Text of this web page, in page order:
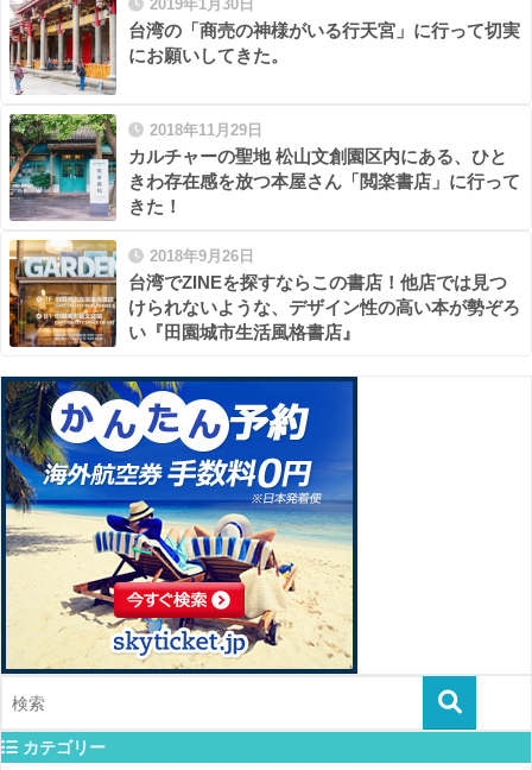
2019年1月30日
台湾の「商売の神様がいる行天宮」に行って切実
にお願いしてきた。
2018年11月29日
カルチャーの聖地 松山文創園区内にある、ひと
きわ存在感を放つ本屋さん「閲楽書店」に行って
きた！
2018年9月26日
台湾でZINEを探すならこの書店！他店では見つ
けられないような、デザイン性の高い本が勢ぞろ
い『田園城市生活風格書店』
カテゴリー